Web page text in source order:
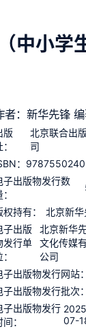
中小学
者：新华先锋
版
北京联合出
司
：
子出版物发行数
权持有：
北京新
子出版
发行单
北京新华
文化传媒
公司
子出版物发行网站
子出版物发行批次
子出版物发行
间：
07-